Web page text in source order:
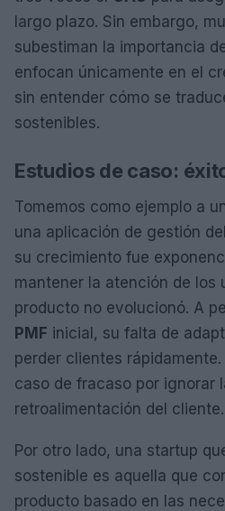
largo plazo. Sin embargo,
subestiman la importancia
enfocan únicamente en el
sin entender cómo se
sostenibles.
Estudios de caso:
Tomemos como ejemplo a
una aplicación de gestión
su crecimiento fue
mantener la atención de los
producto no evolucionó. A
PMF inicial, su falta de
perder clientes
caso de fracaso por ignorar
retroalimentación del cliente.
Por otro lado, una startup
sostenible es aquella que
producto basado en las